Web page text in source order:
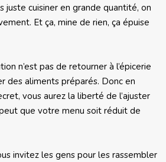
juste cuisiner en grande quantité, on
Et ça, mine de rien, ça épuise
n’est pas de retourner à l’épicerie
des aliments préparés. Donc en
vous aurez la liberté de l’ajuster
que votre menu soit réduit de
invitez les gens pour les rassembler